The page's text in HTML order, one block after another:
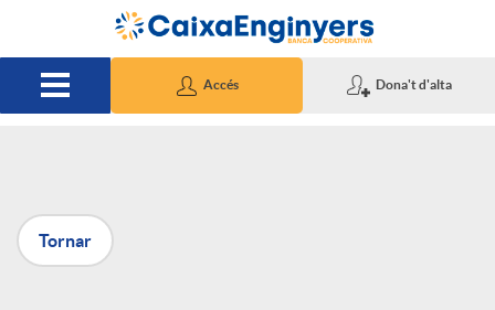
Salta al contingut principal
Accés Dona't d'alta
P
u
Tornar